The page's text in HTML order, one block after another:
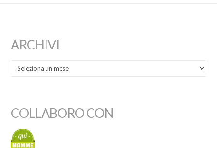
ARCHIVI
COLLABORO CON